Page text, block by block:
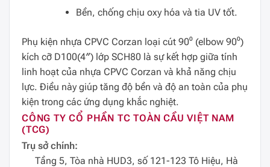
Bền, chống chịu oxy hóa và tia UV tốt.
Phụ kiện nhựa CPVC Corzan loại cút 90⁰ (elbow 90⁰)
kích cỡ D100(4″) lớp SCH80 là sự kết hợp giữa tính
linh hoạt của nhựa CPVC Corzan và khả năng chịu
lực. Điều này giúp tăng độ bền và độ an toàn của phụ
kiện trong các ứng dụng khắc nghiệt.
CÔNG TY CỔ PHẦN TC TOÀN CẦU VIỆT NAM
(TCG)
Trụ sở chính:
Tầng 5, Tòa nhà HUD3, số 121-123 Tô Hiệu, Hà